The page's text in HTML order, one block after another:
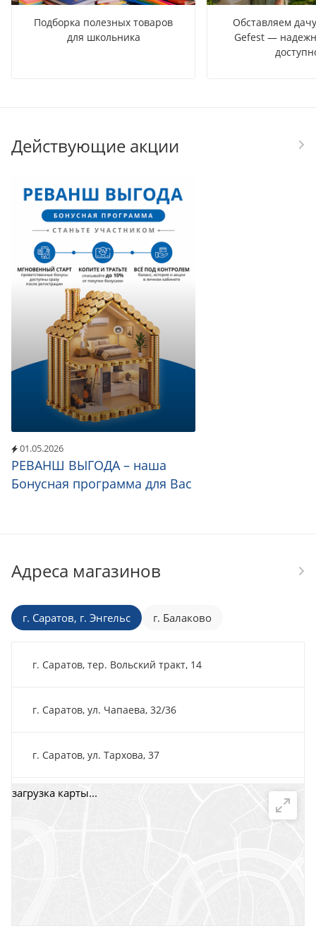
Подборка полезных товаров
для школьника
Обставляем
Gefest —
Действующие акции
01.05.2026
РЕВАНШ ВЫГОДА – наша
Бонусная программа для Вас
Адреса магазинов
г. Саратов, г. Энгельс г. Балаково
г. Саратов, тер. Вольский тракт, 14
г. Саратов, ул. Чапаева, 32/36
г. Саратов, ул. Тархова, 37
г. Саратов, пр-т. 50 лет Октября, 118Д, помещ. 15
загрузка карты...